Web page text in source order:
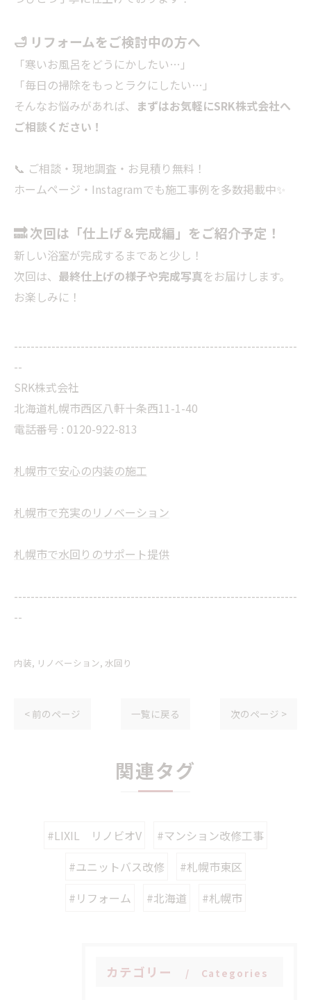
🛁 リフォームをご検討中の方へ
「寒いお風呂をどうにかしたい…」
「毎日の掃除をもっとラクにしたい…」
そんなお悩みがあれば、 まずはお気軽にSRK株式会社へ
ご相談ください！
📞 ご相談・現地調査・お見積り無料！
ホームページ・Instagramでも施工事例を多数掲載中✨
🔜 次回は「仕上げ＆完成編」をご紹介予定！
新しい浴室が完成するまであと少し！
次回は、 最終仕上げの様子や完成写真をお届けします。
お楽しみに！
--------------------------------------------------------------------
--
SRK株式会社
北海道札幌市西区八軒十条西11-1-40
電話番号 : 0120-922-813
札幌市で安心の内装の施工
札幌市で充実のリノベーション
札幌市で水回りのサポート提供
--------------------------------------------------------------------
--
内装 リノベーション 水回り
< 前のページ 一覧に戻る 次のページ >
関連タグ
#LIXIL リノビオV
#マンション改修工事
#ユニットバス改修
#札幌市東区
#リフォーム
#北海道 #札幌市
カテゴリー Categories